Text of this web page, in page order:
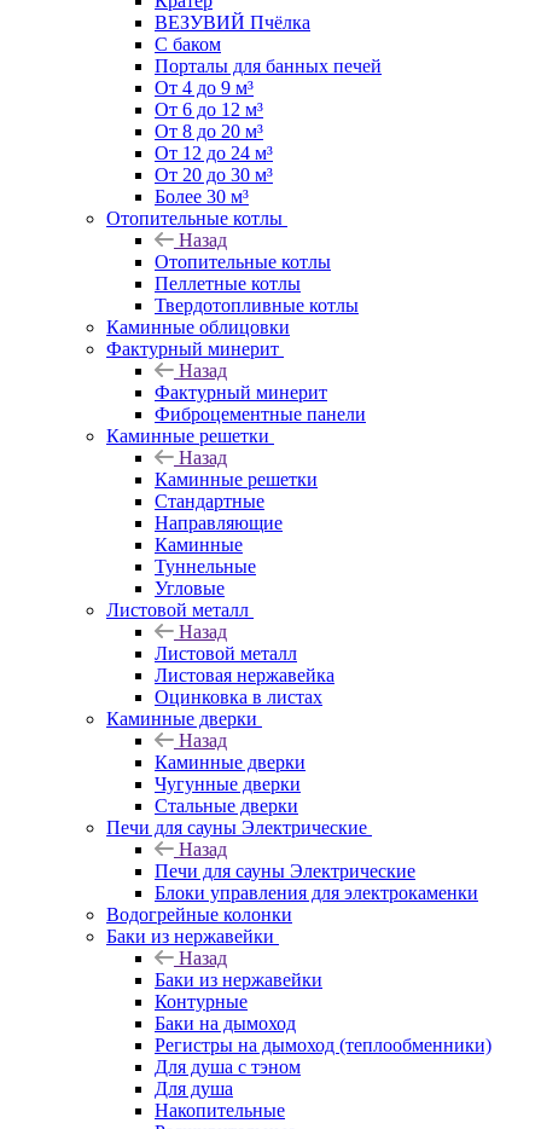
ВЕЗУВИЙ Пчёлка
С баком
Порталы для банных печей
От 4 до 9 м³
От 6 до 12 м³
От 8 до 20 м³
От 12 до 24 м³
От 20 до 30 м³
Более 30 м³
Отопительные котлы
Назад
Отопительные котлы
Пеллетные котлы
Твердотопливные котлы
Каминные облицовки
Фактурный минерит
Назад
Фактурный минерит
Фиброцементные панели
Каминные решетки
Назад
Каминные решетки
Стандартные
Направляющие
Каминные
Туннельные
Угловые
Листовой металл
Назад
Листовой металл
Листовая нержавейка
Оцинковка в листах
Каминные дверки
Назад
Каминные дверки
Чугунные дверки
Стальные дверки
Печи для сауны Электрические
Назад
Печи для сауны Электрические
Блоки управления для электрокаменки
Водогрейные колонки
Баки из нержавейки
Назад
Баки из нержавейки
Контурные
Баки на дымоход
Регистры на дымоход (теплообменники)
Для душа с тэном
Для душа
Накопительные